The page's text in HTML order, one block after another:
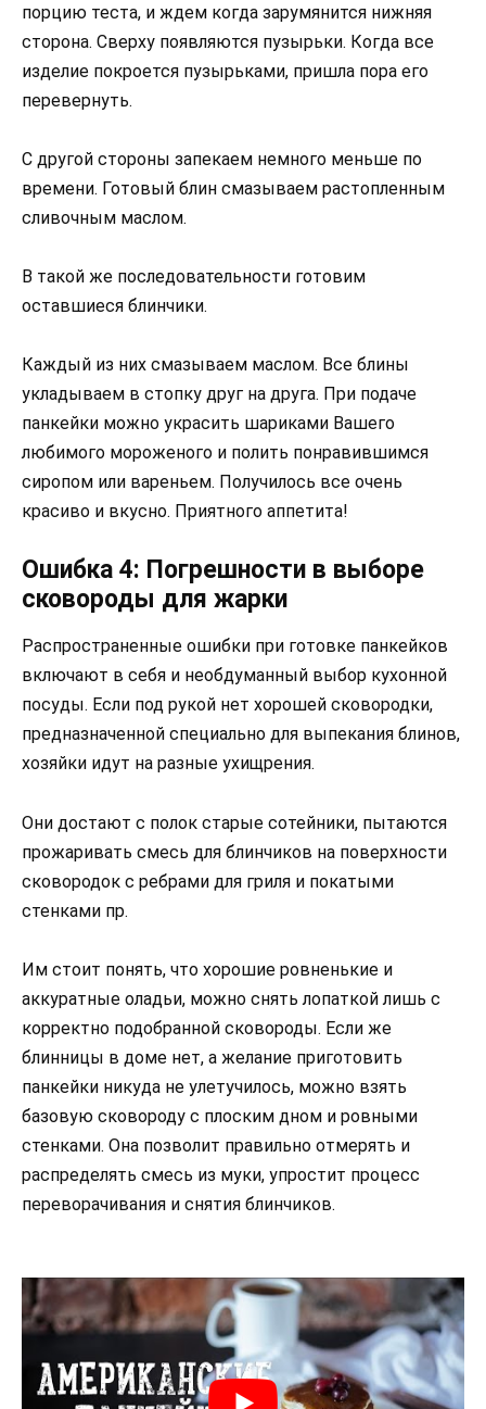
порцию теста, и ждем когда зарумянится нижняя
сторона. Сверху появляются пузырьки. Когда все
изделие покроется пузырьками, пришла пора его
перевернуть.
С другой стороны запекаем немного меньше по
времени. Готовый блин смазываем растопленным
сливочным маслом.
В такой же последовательности готовим
оставшиеся блинчики.
Каждый из них смазываем маслом. Все блины
укладываем в стопку друг на друга. При подаче
панкейки можно украсить шариками Вашего
любимого мороженого и полить понравившимся
сиропом или вареньем. Получилось все очень
красиво и вкусно. Приятного аппетита!
Ошибка 4: Погрешности в выборе
сковороды для жарки
Распространенные ошибки при готовке панкейков
включают в себя и необдуманный выбор кухонной
посуды. Если под рукой нет хорошей сковородки,
предназначенной специально для выпекания блинов,
хозяйки идут на разные ухищрения.
Они достают с полок старые сотейники, пытаются
прожаривать смесь для блинчиков на поверхности
сковородок с ребрами для гриля и покатыми
стенками пр.
Им стоит понять, что хорошие ровненькие и
аккуратные оладьи, можно снять лопаткой лишь с
корректно подобранной сковороды. Если же
блинницы в доме нет, а желание приготовить
панкейки никуда не улетучилось, можно взять
базовую сковороду с плоским дном и ровными
стенками. Она позволит правильно отмерять и
распределять смесь из муки, упростит процесс
переворачивания и снятия блинчиков.